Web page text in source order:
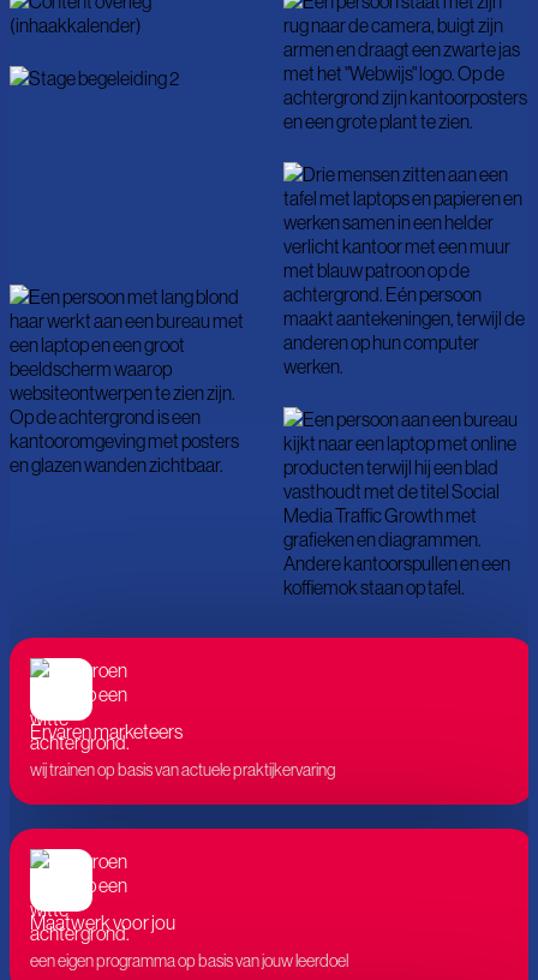
Ervaren marketeers
wij trainen op basis van actuele praktijkervaring
Maatwerk voor jou
een eigen programma op basis van jouw leerdoel